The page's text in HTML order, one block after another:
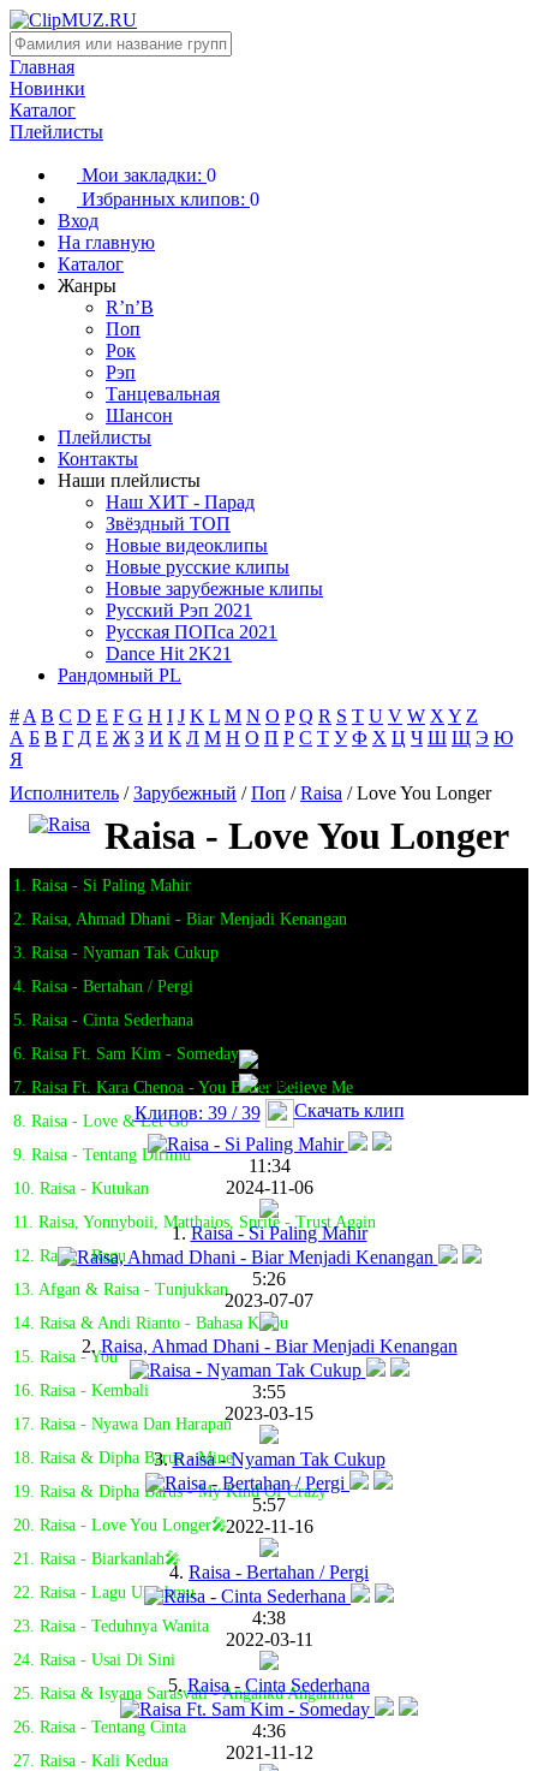
Главная
Новинки
Каталог
Плейлисты
Мои закладки: 0
Избранных клипов: 0
Вход
На главную
Каталог
Жанры
R’n’B
Поп
Рок
Рэп
Танцевальная
Шансон
Плейлисты
Контакты
Наши плейлисты
Наш ХИТ - Парад
Звёздный ТОП
Новые видеоклипы
Новые русские клипы
Новые зарубежные клипы
Русский Рэп 2021
Русская ПОПса 2021
Dance Hit 2K21
Рандомный PL
# A B C D E F G H I J K L M N O P Q R S T U V W X Y Z
А Б В Г Д Е Ж З И К Л М Н О П Р С Т У Ф Х Ц Ч Ш Щ Э Ю
Я
Исполнитель /Зарубежный /Поп /Raisa / Love You Longer
Raisa - Love You Longer
1. Raisa - Si Paling Mahir
2. Raisa, Ahmad Dhani - Biar Menjadi Kenangan
3. Raisa - Nyaman Tak Cukup
4. Raisa - Bertahan / Pergi
5. Raisa - Cinta Sederhana
6. Raisa Ft. Sam Kim - Someday
7. Raisa Ft. Kara Chenoa - You Better Believe Me
8. Raisa - Love & Let Go
9. Raisa - Tentang Dirimu
10. Raisa - Kutukan
11. Raisa, Yonnyboii, Matthaios, Sprite - Trust Again
12. Raisa - Ragu
13. Afgan & Raisa - Tunjukkan
14. Raisa & Andi Rianto - Bahasa Kalbu
15. Raisa - You
16. Raisa - Kembali
17. Raisa - Nyawa Dan Harapan
18. Raisa & Dipha Barus - Mine
19. Raisa & Dipha Barus - My Kind Of Crazy
20. Raisa - Love You Longer🎤
21. Raisa - Biarkanlah🎤
22. Raisa - Lagu Untukmu
23. Raisa - Teduhnya Wanita
24. Raisa - Usai Di Sini
25. Raisa & Isyana Sarasvati - Anganku Anganmu
26. Raisa - Tentang Cinta
27. Raisa - Kali Kedua
Клипов: 39 / 39 Скачать клип
11:34
2024-11-06
1.Raisa - Si Paling Mahir
5:26
2023-07-07
2.Raisa, Ahmad Dhani - Biar Menjadi Kenangan
3:55
2023-03-15
3.Raisa - Nyaman Tak Cukup
5:57
2022-11-16
4. Raisa - Bertahan / Pergi
4:38
2022-03-11
5. Raisa - Cinta Sederhana
4:36
2021-11-12